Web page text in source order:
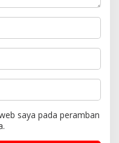
saya pada peramban